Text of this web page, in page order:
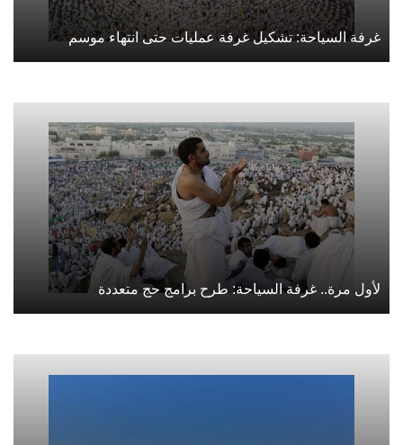
غرفة السياحة: تشكيل غرفة عمليات حتى انتهاء موسم
لأول مرة.. غرفة السياحة: طرح برامج حج متعددة